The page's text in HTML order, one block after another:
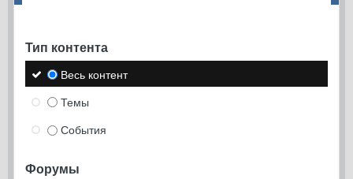
Тип контента
Весь контент
Темы
События
Форумы